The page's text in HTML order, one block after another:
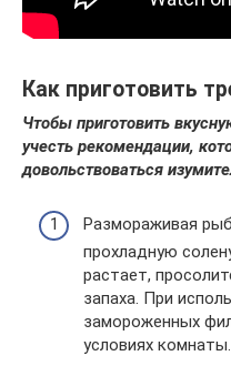
Как приготовить
Чтобы приготовить
учесть рекомендации,
довольствоваться
Размораживая
прохладную
растает,
запаха. При
замороженных
условиях комнаты.